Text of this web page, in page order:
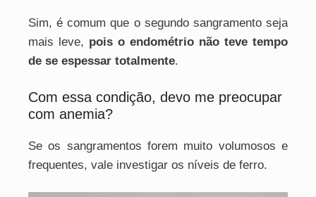
Sim, é comum que o segundo sangramento seja
mais leve, pois o endométrio não teve tempo
de se espessar totalmente.
Com essa condição, devo me preocupar
com anemia?
Se os sangramentos forem muito volumosos e
frequentes, vale investigar os níveis de ferro.